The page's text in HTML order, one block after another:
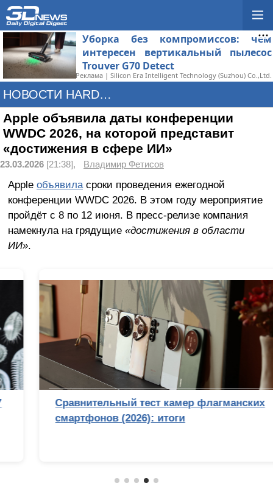
Уборка без компромиссов: чем
интересен вертикальный пылесос
Trouver G70 Detect
Реклама | Silicon Era Intelligent Technology (Suzhou) Co.,Ltd.
НОВОСТИ HARDWARE
Apple объявила даты конференции
WWDC 2026, на которой представит
«достижения в сфере ИИ»
23.03.2026 [21:38], Владимир Фетисов
Apple объявиласроки проведения ежегодной
конференции WWDC 2026. В этом году мероприятие
пройдёт с 8 по 12 июня. В пресс-релизе компания
намекнула на грядущие «достижения в области
ИИ».
Сравнительный тест камер флагманских
смартфонов (2026): итоги